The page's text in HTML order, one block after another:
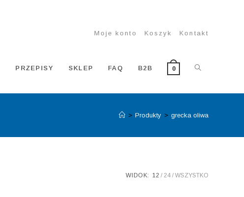
Moje konto Koszyk Kontakt
PRZEPISY SKLEP FAQ B2B 0 TOGGLE
WEBSITE
> Produkty > grecka oliwa
WIDOK: 12 24 WSZYSTKO